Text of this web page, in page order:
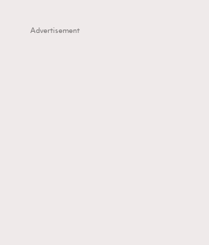
DressLikeAParisienne
Advertisement